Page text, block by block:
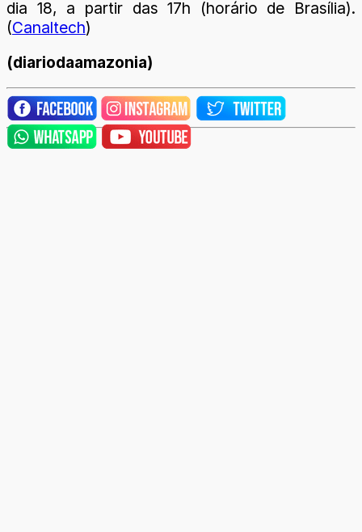
dia 18, a partir das 17h (horário de Brasília).
(Canaltech)
(diariodaamazonia)